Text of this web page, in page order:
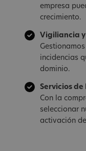
empresa
crecimiento.
Vigiliancia
incidencias
dominio.
Servicios de
Con la
seleccionar
activación